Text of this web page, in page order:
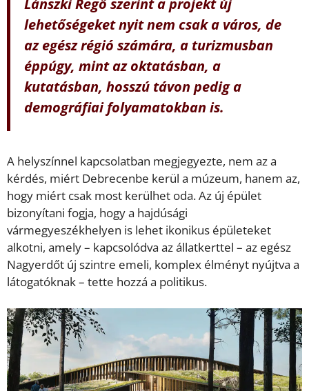
lehetőségeket nyit nem csak a város, de
az egész régió számára, a turizmusban
éppúgy, mint az oktatásban, a
kutatásban, hosszú távon pedig a
demográfiai folyamatokban is.
A helyszínnel kapcsolatban megjegyezte, nem az a
kérdés, miért Debrecenbe kerül a múzeum, hanem az,
hogy miért csak most kerülhet oda. Az új épület
bizonyítani fogja, hogy a hajdúsági
vármegyeszékhelyen is lehet ikonikus épületeket
alkotni, amely – kapcsolódva az állatkerttel – az egész
Nagyerdőt új szintre emeli, komplex élményt nyújtva a
látogatóknak – tette hozzá a politikus.